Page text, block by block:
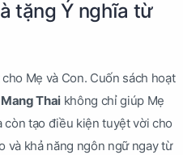
tặng Ý nghĩa từ
Mẹ và Con. Cuốn sách hoạt
Thaikhông chỉ giúp Mẹ
còn tạo điều kiện tuyệt vời cho
và khả năng ngôn ngữ ngay từ